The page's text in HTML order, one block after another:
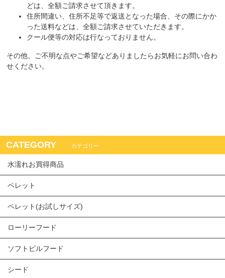
どは、全額ご請求させて頂きます。
住所間違い、住所不足等で返送となった場合、その際にかか
った送料などは、全額ご請求させていただきます。
クール便等の対応は行なっておりません。
その他、ご不明な点やご希望などありましたらお気軽にお問い合わ
せください。
CATEGORY カテゴリー
水濡れお買得商品
ペレット
ペレット(お試しサイズ)
ローリーフード
ソフトビルフード
シード